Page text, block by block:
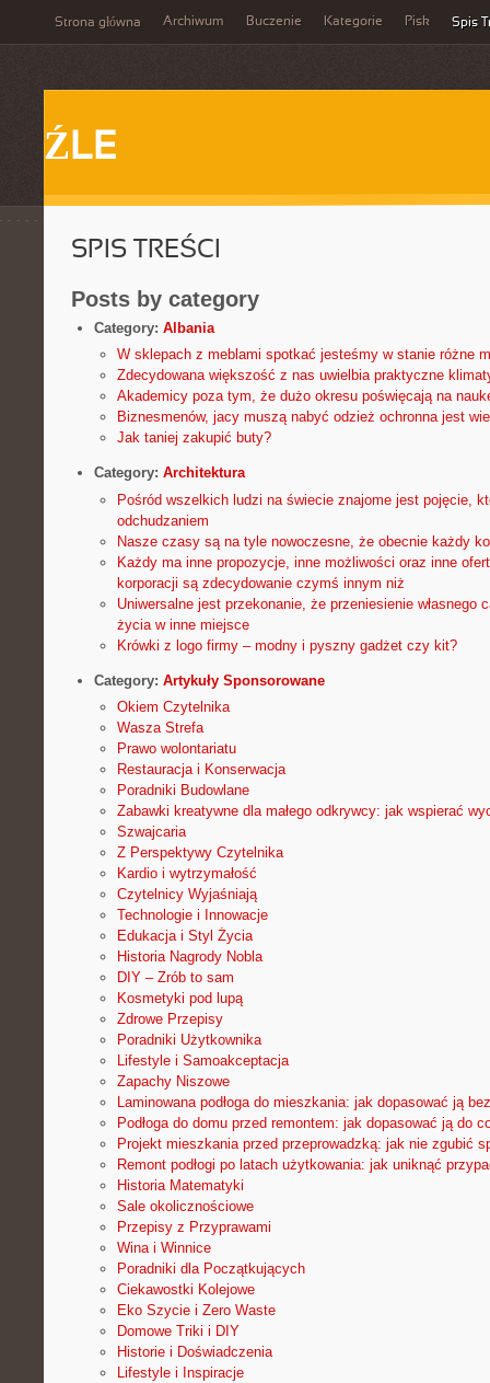
Strona główna Archiwum Buczenie Kategorie Pisk Spis
ŹLE
SPIS TREŚCI
Posts by category
Category: Albania
W sklepach z meblami spotkać jesteśmy w stanie różne
Zdecydowana większość z nas uwielbia praktyczne
Akademicy poza tym, że dużo okresu poświęcają na
Biznesmenów, jacy muszą nabyć odzież ochronna jest
Jak taniej zakupić buty?
Category: Architektura
Pośród wszelkich ludzi na świecie znajome jest pojęcie,
odchudzaniem
Nasze czasy są na tyle nowoczesne, że obecnie każdy
Każdy ma inne propozycje, inne możliwości oraz inne
korporacji są zdecydowanie czymś innym niż
Uniwersalne jest przekonanie, że przeniesienie własnego
życia w inne miejsce
Krówki z logo firmy – modny i pyszny gadżet czy kit?
Category: Artykuły Sponsorowane
Okiem Czytelnika
Wasza Strefa
Prawo wolontariatu
Restauracja i Konserwacja
Poradniki Budowlane
Zabawki kreatywne dla małego odkrywcy: jak wspierać
Szwajcaria
Z Perspektywy Czytelnika
Kardio i wytrzymałość
Czytelnicy Wyjaśniają
Technologie i Innowacje
Edukacja i Styl Życia
Historia Nagrody Nobla
DIY – Zrób to sam
Kosmetyki pod lupą
Zdrowe Przepisy
Poradniki Użytkownika
Lifestyle i Samoakceptacja
Zapachy Niszowe
Laminowana podłoga do mieszkania: jak dopasować ją
Podłoga do domu przed remontem: jak dopasować ją do
Projekt mieszkania przed przeprowadzką: jak nie zgubić
Remont podłogi po latach użytkowania: jak uniknąć
Historia Matematyki
Sale okolicznościowe
Przepisy z Przyprawami
Wina i Winnice
Poradniki dla Początkujących
Ciekawostki Kolejowe
Eko Szycie i Zero Waste
Domowe Triki i DIY
Historie i Doświadczenia
Lifestyle i Inspiracje